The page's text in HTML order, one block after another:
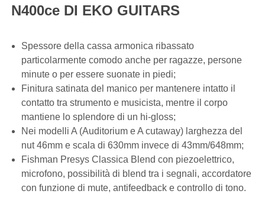
N400ce DI EKO GUITARS
Spessore della cassa armonica ribassato
particolarmente comodo anche per ragazze, persone
minute o per essere suonate in piedi;
Finitura satinata del manico per mantenere intatto il
contatto tra strumento e musicista, mentre il corpo
mantiene lo splendore di un hi-gloss;
Nei modelli A (Auditorium e A cutaway) larghezza del
nut 46mm e scala di 630mm invece di 43mm/648mm;
Fishman Presys Classica Blend con piezoelettrico,
microfono, possibilità di blend tra i segnali, accordatore
con funzione di mute, antifeedback e controllo di tono.